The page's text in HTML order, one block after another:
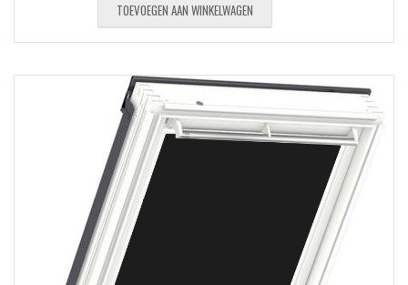
TOEVOEGEN AAN WINKELWAGEN